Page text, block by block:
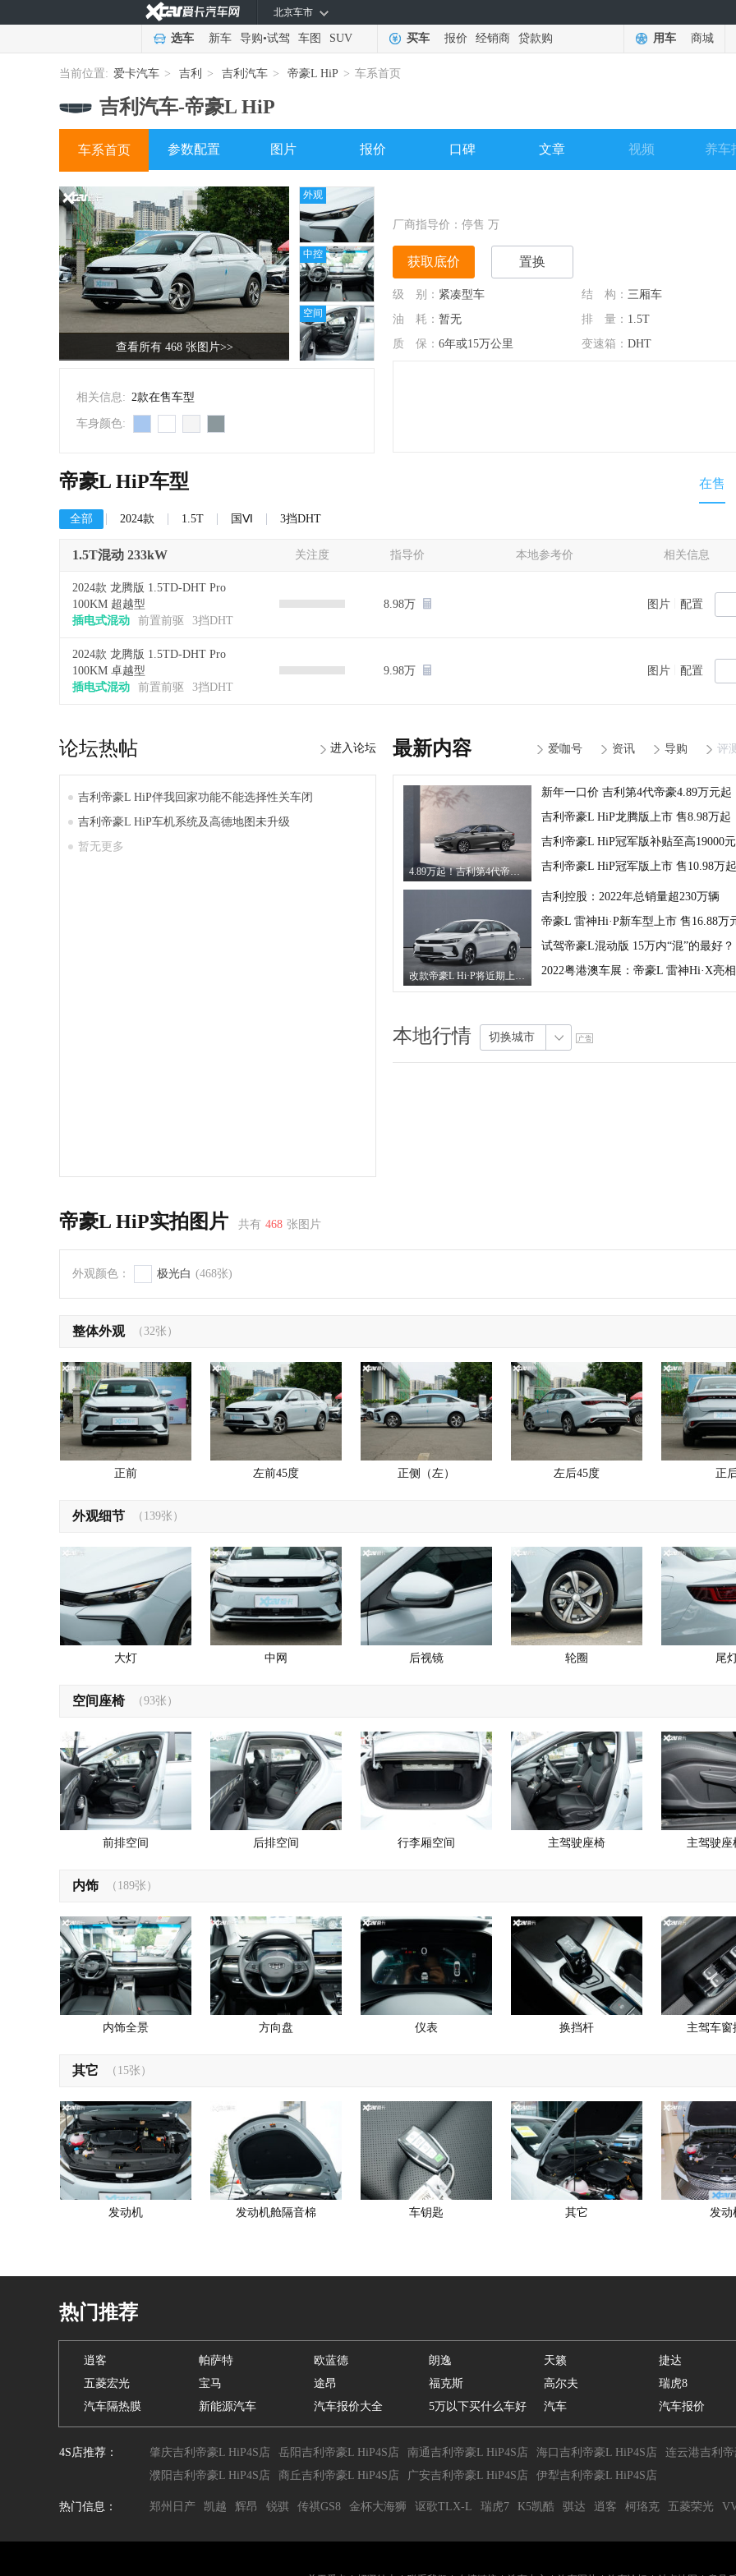
北京车市
选车 新车 导购•试驾 车图 SUV 买车 报价 经销商 贷款购 用车 商城
当前位置: 爱卡汽车 > 吉利 > 吉利汽车 > 帝豪L HiP > 车系首页
吉利汽车-帝豪L HiP
车系首页 参数配置 图片 报价 口碑 文章 视频 养车
查看所有 468 张图片>>
外观
中控
空间
相关信息: 2款在售车型
车身颜色:
厂商指导价： 停售 万
获取底价 置换
级 别： 紧凑型车 结 构： 三厢车
油 耗： 暂无 排 量： 1.5T
质 保： 6年或15万公里 变速箱： DHT
帝豪L HiP车型 在售
全部 2024款 1.5T 国Ⅵ 3挡DHT
1.5T混动 233kW 关注度 指导价 本地参考价 相关信息
2024款 龙腾版 1.5TD-DHT Pro
100KM 超越型
插电式混动
前置前驱 3挡DHT
8.98万 图片 配置
2024款 龙腾版 1.5TD-DHT Pro
100KM 卓越型
插电式混动
前置前驱 3挡DHT
9.98万 图片 配置
论坛热帖 进入论坛
吉利帝豪L HiP伴我回家功能不能选择性关车闭
吉利帝豪L HiP车机系统及高德地图未升级
暂无更多
最新内容 评
导购
资讯
爱咖号
4.89万起！吉利第4代帝豪手动挡开年王炸，自动挡5.89万开抢！
新年一口价 吉利第4代帝豪4.89万元起
吉利帝豪L HiP龙腾版上市 售8.98万起
吉利帝豪L HiP冠军版补贴至高19000元
吉利帝豪L HiP冠军版上市 售10.98万起
改款帝豪L Hi·P将近期上市 或降低售价
吉利控股：2022年总销量超230万辆
帝豪L 雷神Hi·P新车型上市 售16.88万
试驾帝豪L混动版 15万内“混”的最好？
2022粤港澳车展：帝豪L 雷神Hi·X亮相
本地行情 切换城市
帝豪L HiP实拍图片 共有 468 张图片
外观颜色： 极光白 (468张)
整体外观 （32张）
正前 左前45度 正侧（左） 左后45度 正
外观细节 （139张）
大灯 中网 后视镜 轮圈 尾
空间座椅 （93张）
前排空间 后排空间 行李厢空间 主驾驶座椅 主驾驶座
内饰 （189张）
内饰全景 方向盘 仪表 换挡杆 主驾车窗
其它 （15张）
发动机 发动机舱隔音棉 车钥匙 其它 发动
热门推荐
逍客 帕萨特 欧蓝德 朗逸 天籁
捷达
五菱宏光
宝马 途昂 福克斯 高尔夫
瑞虎8
汽车隔热膜
新能源汽车 汽车报价大全 5万以下买什么车好 汽车 汽车报价
4S店推荐： 肇庆吉利帝豪L HiP4S店 岳阳吉利帝豪L HiP4S店 南通吉利帝豪L HiP4S店 海口吉利帝豪L HiP4S店
连云港吉利
濮阳吉利帝豪L HiP4S店
商丘吉利帝豪L HiP4S店 广安吉利帝豪L HiP4S店 伊犁吉利帝豪L HiP4S店
热门信息： 郑州日产 凯越 辉昂 锐骐 传祺GS8 金杯大海狮 讴歌TLX-L 瑞虎7 K5凯酷 骐达 逍客 柯珞克 五菱荣光